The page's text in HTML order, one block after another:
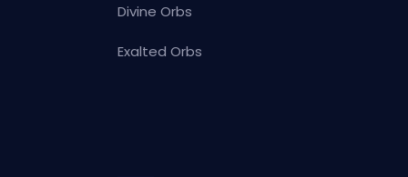
Divine Orbs
Exalted Orbs